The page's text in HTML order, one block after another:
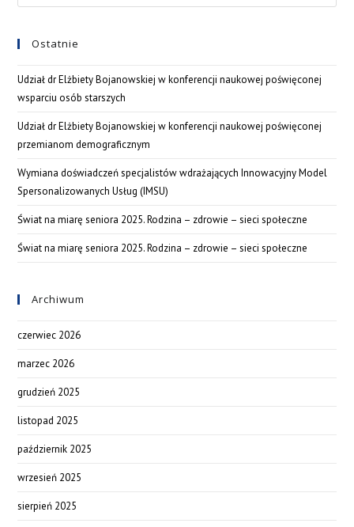
Ostatnie
Udział dr Elżbiety Bojanowskiej w konferencji naukowej poświęconej
wsparciu osób starszych
Udział dr Elżbiety Bojanowskiej w konferencji naukowej poświęconej
przemianom demograficznym
Wymiana doświadczeń specjalistów wdrażających Innowacyjny Model
Spersonalizowanych Usług (IMSU)
Świat na miarę seniora 2025. Rodzina – zdrowie – sieci społeczne
Świat na miarę seniora 2025. Rodzina – zdrowie – sieci społeczne
Archiwum
czerwiec 2026
marzec 2026
grudzień 2025
listopad 2025
październik 2025
wrzesień 2025
sierpień 2025